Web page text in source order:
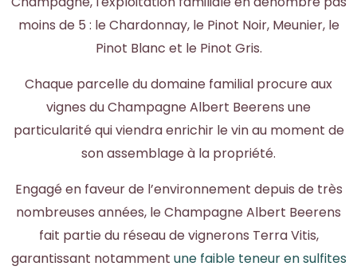
moins de 5 : le Chardonnay, le Pinot Noir, Meunier, le
Pinot Blanc et le Pinot Gris.
Chaque parcelle du domaine familial procure aux
vignes du Champagne Albert Beerens une
particularité qui viendra enrichir le vin au moment de
son assemblage à la propriété.
Engagé en faveur de l’environnement depuis de très
nombreuses années, le Champagne Albert Beerens
fait partie du réseau de vignerons Terra Vitis,
garantissant notamment une faible teneur en sulfites